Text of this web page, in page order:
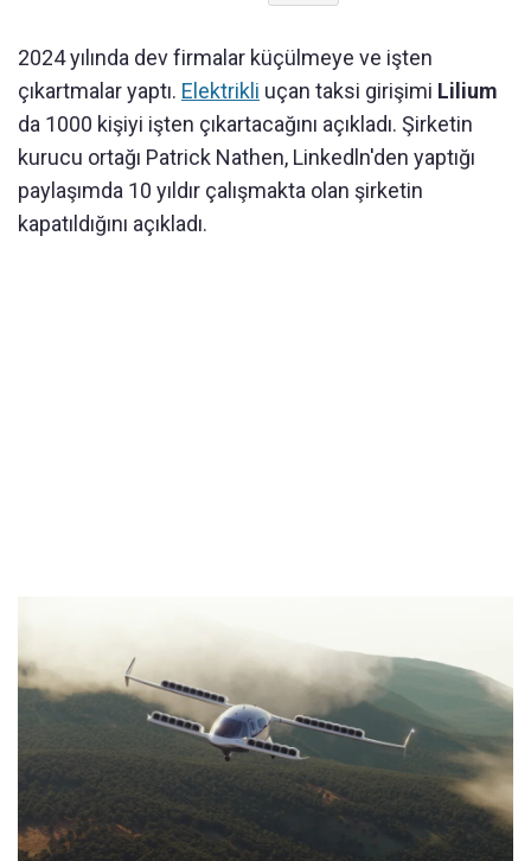
2024 yılında dev firmalar küçülmeye ve işten
çıkartmalar yaptı. Elektrikli uçan taksi girişimi Lilium
da 1000 kişiyi işten çıkartacağını açıkladı. Şirketin
kurucu ortağı Patrick Nathen, Linkedln'den yaptığı
paylaşımda 10 yıldır çalışmakta olan şirketin
kapatıldığını açıkladı.